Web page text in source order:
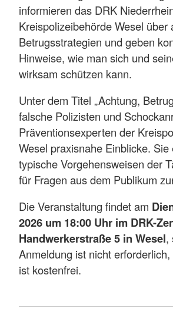
informieren das DRK
Kreispolizeibehörde Wesel über
Betrugsstrategien und geben
Hinweise, wie man sich und
wirksam schützen kann.
Unter dem Titel „Achtung,
falsche Polizisten und
Präventionsexperten der
Wesel praxisnahe Einblicke. Sie
typische Vorgehensweisen der
für Fragen aus dem Publikum
Die Veranstaltung findet am
2026 um 18:00 Uhr im DRK-
Handwerkerstraße 5 in Wesel,
Anmeldung ist nicht
ist kostenfrei.